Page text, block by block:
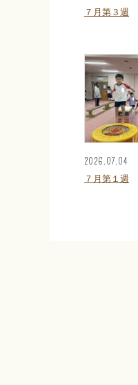
７月第３週
2026.07.04
７月第１週